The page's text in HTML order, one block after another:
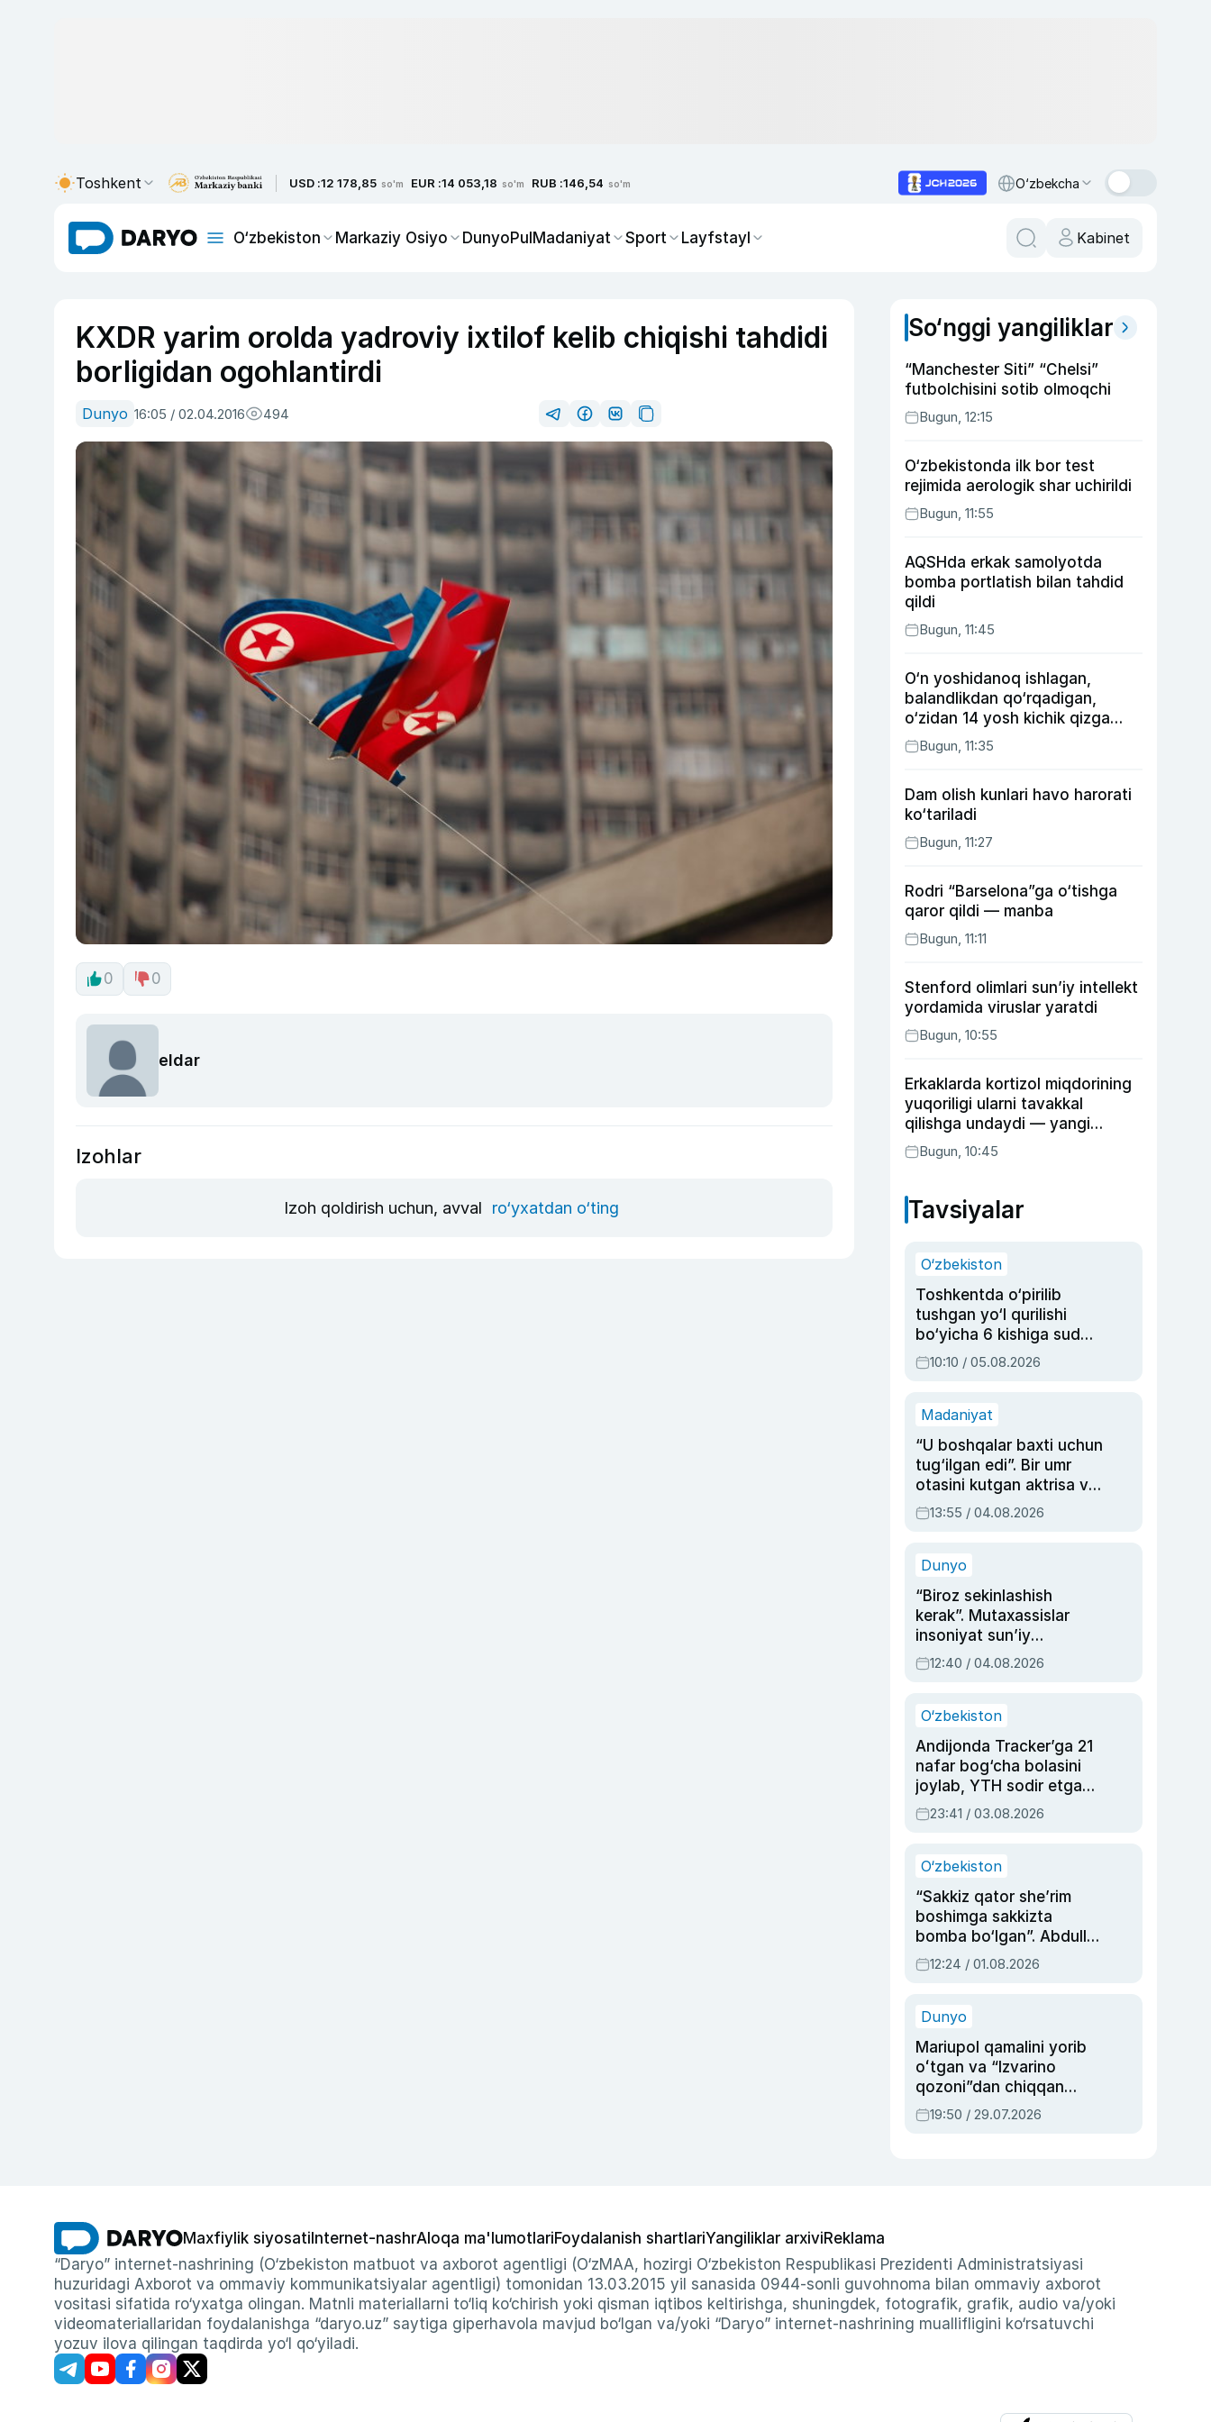
Toshkent USD :12 178,85 so'm EUR :14 053,18 so'm RUB :146,54 so'm O‘zbekcha
O‘zbekiston Markaziy Osiyo DunyoPulMadaniyat Sport Layfstayl Kabinet
KXDR yarim orolda yadroviy ixtilof kelib chiqishi tahdidi
borligidan ogohlantirdi
Dunyo 16:05 / 02.04.2016 494
0 0
eldar
Izohlar
Izoh qoldirish uchun, avval ro‘yxatdan o‘ting
So‘nggi yangiliklar
“Manchester Siti” “Chelsi”
futbolchisini sotib olmoqchi
Bugun, 12:15
O‘zbekistonda ilk bor test
rejimida aerologik shar uchirildi
Bugun, 11:55
AQSHda erkak samolyotda
bomba portlatish bilan tahdid
qildi
Bugun, 11:45
O‘n yoshidanoq ishlagan,
balandlikdan qo‘rqadigan,
o‘zidan 14 yosh kichik qizga
uylangan Yorqinxo‘ja Umarov
34 yoshda
Bugun, 11:35
Dam olish kunlari havo harorati
ko‘tariladi
Bugun, 11:27
Rodri “Barselona”ga o‘tishga
qaror qildi — manba
Bugun, 11:11
Stenford olimlari sun’iy intellekt
yordamida viruslar yaratdi
Bugun, 10:55
Erkaklarda kortizol miqdorining
yuqoriligi ularni tavakkal
qilishga undaydi — yangi
tadqiqot
Bugun, 10:45
Tavsiyalar
O‘zbekiston
Toshkentda o‘pirilib
tushgan yo‘l qurilishi
bo‘yicha 6 kishiga sud
hukmi o‘qildi
10:10 / 05.08.2026
Madaniyat
“U boshqalar baxti uchun
tug‘ilgan edi”. Bir umr
otasini kutgan aktrisa va
dublyaj ustasi Rimma
Ahmedovaning
13:55 / 04.08.2026
Dunyo
“Biroz sekinlashish
kerak”. Mutaxassislar
insoniyat sun’iy
intellektni boshqara
olmay qolishidan xavotir
12:40 / 04.08.2026
O‘zbekiston
Andijonda Tracker’ga 21
nafar bog‘cha bolasini
joylab, YTH sodir etgan
ayolga sud hukmi o‘qildi
23:41 / 03.08.2026
O‘zbekiston
“Sakkiz qator she’rim
boshimga sakkizta
bomba bo‘lgan”. Abdulla
Oripovni siyosiy
ayblovlardan asrab
12:24 / 01.08.2026
Dunyo
Mariupol qamalini yorib
oʻtgan va “Izvarino
qozoni”dan chiqqan
qahramon — Ukraina
armiyasi bosh
19:50 / 29.07.2026
Maxfiylik siyosati Internet-nashrAloqa ma'lumotlariFoydalanish shartlariYangiliklar arxiviReklama
“Daryo” internet-nashrining (O‘zbekiston matbuot va axborot agentligi (O‘zMAA, hozirgi O‘zbekiston Respublikasi Prezidenti Administratsiyasi
huzuridagi Axborot va ommaviy kommunikatsiyalar agentligi) tomonidan 13.03.2015 yil sanasida 0944-sonli guvohnoma bilan ommaviy axborot
vositasi sifatida ro‘yxatga olingan. Matnli materiallarni to‘liq ko‘chirish yoki qisman iqtibos keltirishga, shuningdek, fotografik, grafik, audio va/yoki
videomateriallaridan foydalanishga “daryo.uz” saytiga giperhavola mavjud bo‘lgan va/yoki “Daryo” internet-nashrining muallifligini ko‘rsatuvchi
yozuv ilova qilingan taqdirda yo‘l qo‘yiladi.